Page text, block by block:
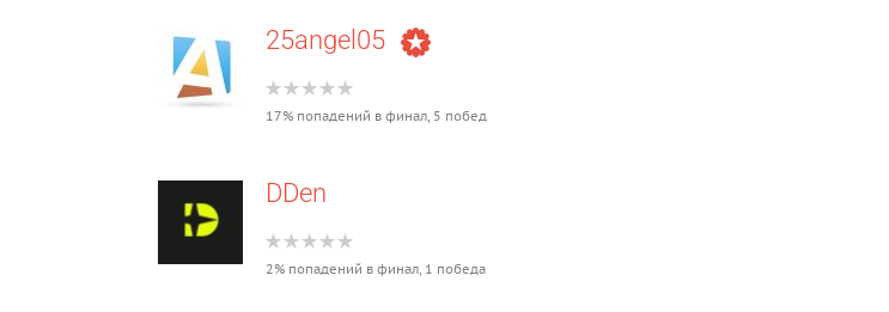
25angel05
17% попадений в финал, 5 побед
DDen
2% попадений в финал, 1 победа